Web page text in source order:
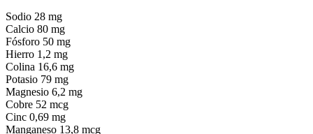
Sodio 28 mg
Calcio 80 mg
Fósforo 50 mg
Hierro 1,2 mg
Colina 16,6 mg
Potasio 79 mg
Magnesio 6,2 mg
Cobre 52 mcg
Cinc 0,69 mg
Manganeso 13,8 mcg